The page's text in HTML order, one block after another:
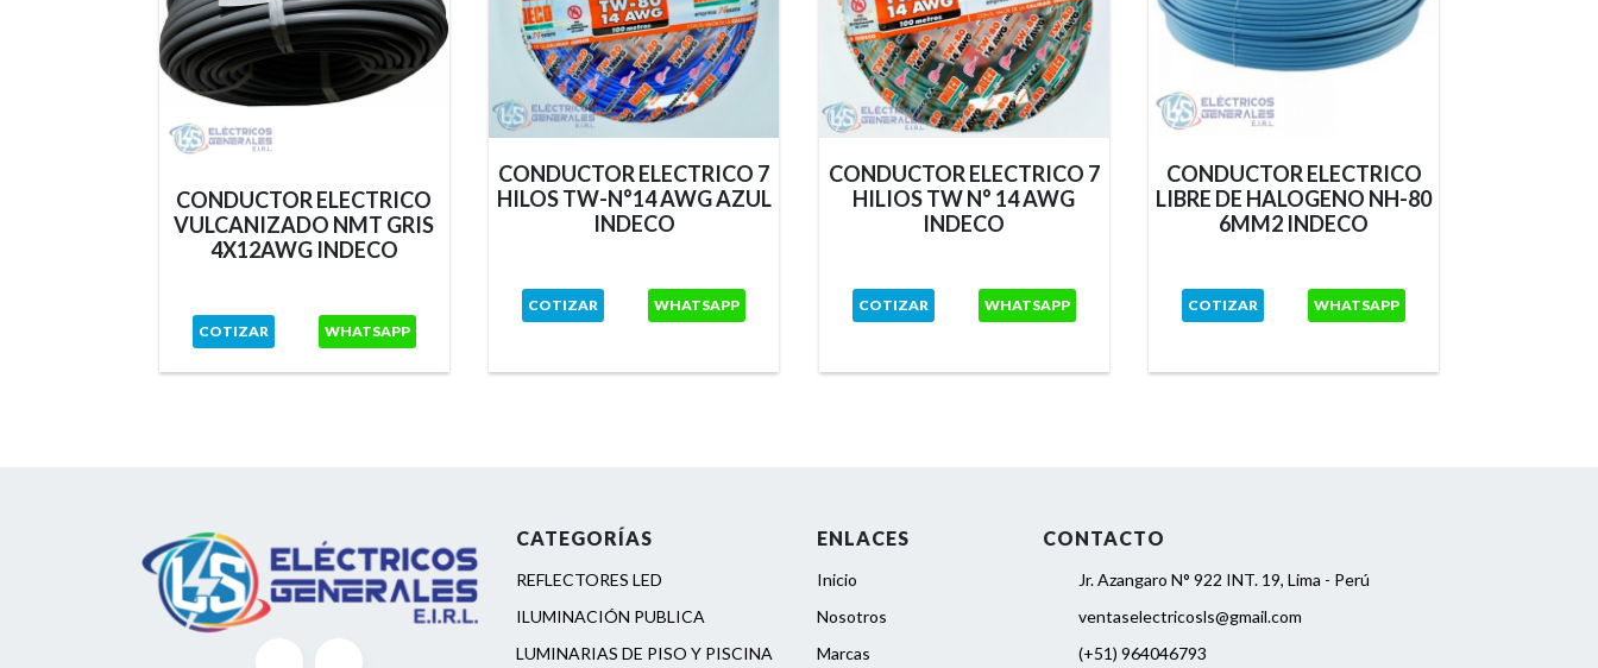
CONDUCTOR ELECTRICO
VULCANIZADO NMT GRIS
4X12AWG INDECO
COTIZAR WHATSAPP
CONDUCTOR ELECTRICO 7
HILOS TW-N°14 AWG AZUL
INDECO
COTIZAR WHATSAPP
CONDUCTOR ELECTRICO 7
HILIOS TW N° 14 AWG
INDECO
COTIZAR WHATSAPP
CONDUCTOR ELECTRICO
LIBRE DE HALOGENO NH-80
6MM2 INDECO
COTIZAR WHATSAPP
CATEGORÍAS
REFLECTORES LED
ILUMINACIÓN PUBLICA
LUMINARIAS DE PISO Y PISCINA
ENLACES
Inicio
Nosotros
Marcas
CONTACTO
Jr. Azangaro N° 922 INT. 19, Lima - Perú
ventaselectricosls@gmail.com
(+51) 964046793